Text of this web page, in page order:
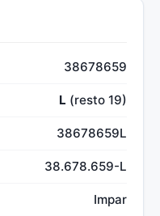
38678659
L (resto 19)
38678659L
38.678.659-L
Impar